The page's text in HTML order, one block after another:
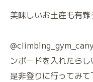
美味しいお土産も有
ンボードを入れたらし
是非登りに行ってみ